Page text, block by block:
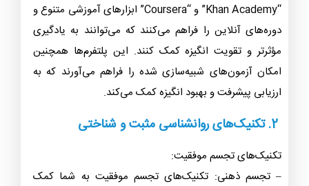
“Khan Academy” و “Coursera” ابزارهای آموزشی متنوع و
دوره‌های آنلاین را فراهم می‌کنند که می‌توانند به یادگیری
مؤثرتر و تقویت انگیزه کمک کنند. این پلتفرم‌ها همچنین
امکان آزمون‌های شبیه‌سازی شده را فراهم می‌آورند که به
ارزیابی پیشرفت و بهبود انگیزه کمک می‌کند.
تکنیک‌های تجسم موفقیت:
– تجسم ذهنی: تکنیک‌های تجسم موفقیت به شما کمک